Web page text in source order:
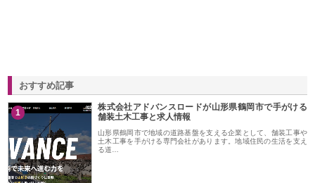
おすすめ記事
1
株式会社アドバンスロードが山形県鶴岡市で手がける
舗装土木工事と求人情報
山形県鶴岡市で地域の道路基盤を支える企業として、舗装工事や
土木工事を手がける専門会社があります。地域住民の生活を支え
る道…